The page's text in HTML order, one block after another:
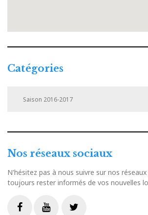
Catégories
Nos réseaux sociaux
N'hésitez pas à nous suivre sur nos
toujours rester informés de vos nouvelles